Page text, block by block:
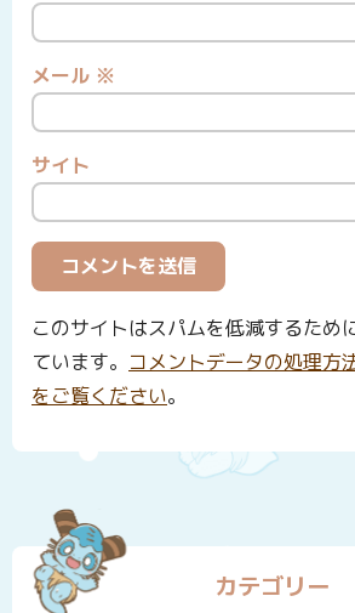
メール ※
サイト
このサイトはスパムを低減するため
ています。 コメントデータの処理方
をご覧ください。
カテゴリー